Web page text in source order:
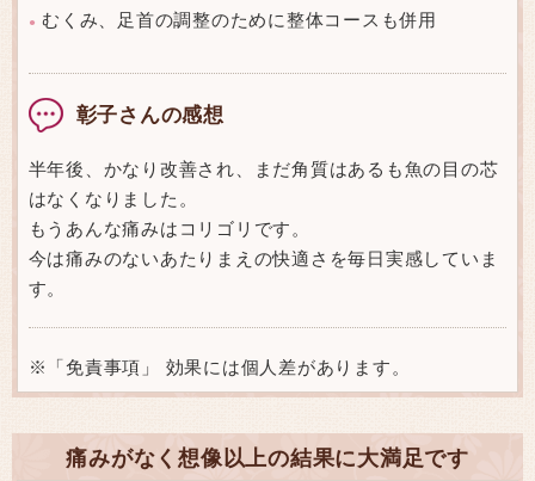
● むくみ、足首の調整のために整体コースも併用
彰子さんの感想
半年後、かなり改善され、まだ角質はあるも魚の目の芯
はなくなりました。
もうあんな痛みはコリゴリです。
今は痛みのないあたりまえの快適さを毎日実感していま
す。
※「免責事項」 効果には個人差があります。
痛みがなく想像以上の結果に大満足です